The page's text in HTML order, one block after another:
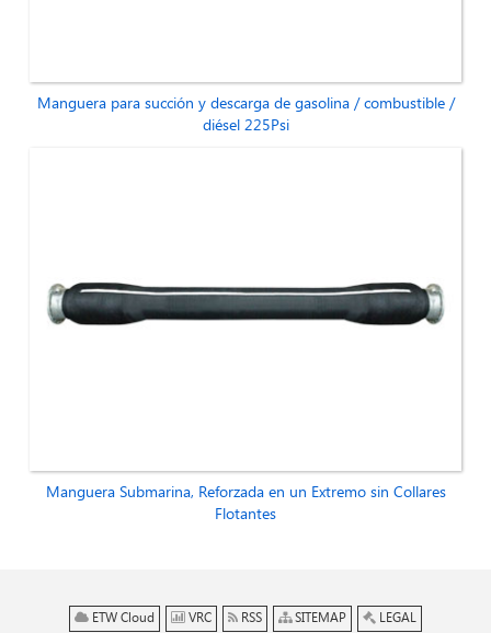
Manguera para succión y descarga de gasolina / combustible /
diésel 225Psi
Manguera Submarina, Reforzada en un Extremo sin Collares
Flotantes
ETW Cloud VRC RSS SITEMAP LEGAL